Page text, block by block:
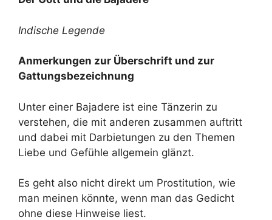
Indische Legende
Anmerkungen zur Überschrift und zur
Gattungsbezeichnung
Unter einer Bajadere ist eine Tänzerin zu
verstehen, die mit anderen zusammen auftritt
und dabei mit Darbietungen zu den Themen
Liebe und Gefühle allgemein glänzt.
Es geht also nicht direkt um Prostitution, wie
man meinen könnte, wenn man das Gedicht
ohne diese Hinweise liest.